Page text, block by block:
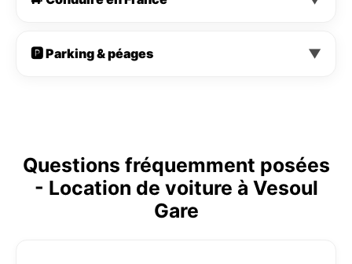
🅿️ Parking & péages ▼
Questions fréquemment posées
- Location de voiture à Vesoul
Gare